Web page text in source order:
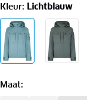
Kleur: Lichtblauw
Maat: